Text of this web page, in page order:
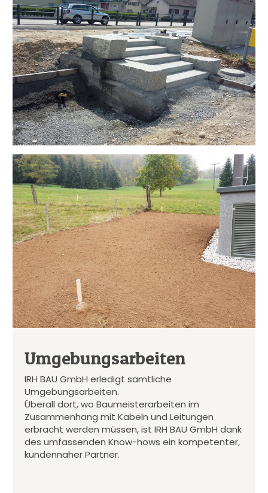
Umgebungsarbeiten
IRH BAU GmbH erledigt sämtliche
Umgebungsarbeiten.
Überall dort, wo Baumeisterarbeiten im
Zusammenhang mit Kabeln und Leitungen
erbracht werden müssen, ist IRH BAU GmbH dank
des umfassenden Know-hows ein kompetenter,
kundennaher Partner.